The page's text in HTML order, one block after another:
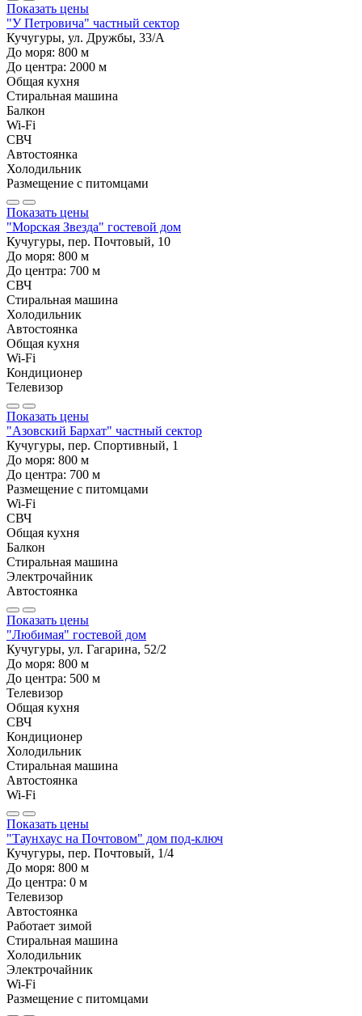
Показать цены
"У Петровича" частный сектор
Кучугуры, ул. Дружбы, 33/А
До моря: 800 м
До центра: 2000 м
Общая кухня
Стиральная машина
Балкон
Wi-Fi
СВЧ
Автостоянка
Холодильник
Размещение с питомцами
Показать цены
"Морская Звезда" гостевой дом
Кучугуры, пер. Почтовый, 10
До моря: 800 м
До центра: 700 м
СВЧ
Стиральная машина
Холодильник
Автостоянка
Общая кухня
Wi-Fi
Кондиционер
Телевизор
Показать цены
"Азовский Бархат" частный сектор
Кучугуры, пер. Спортивный, 1
До моря: 800 м
До центра: 700 м
Размещение с питомцами
Wi-Fi
СВЧ
Общая кухня
Балкон
Стиральная машина
Электрочайник
Автостоянка
Показать цены
"Любимая" гостевой дом
Кучугуры, ул. Гагарина, 52/2
До моря: 800 м
До центра: 500 м
Телевизор
Общая кухня
СВЧ
Кондиционер
Холодильник
Стиральная машина
Автостоянка
Wi-Fi
Показать цены
"Таунхаус на Почтовом" дом под-ключ
Кучугуры, пер. Почтовый, 1/4
До моря: 800 м
До центра: 0 м
Телевизор
Автостоянка
Работает зимой
Стиральная машина
Холодильник
Электрочайник
Wi-Fi
Размещение с питомцами